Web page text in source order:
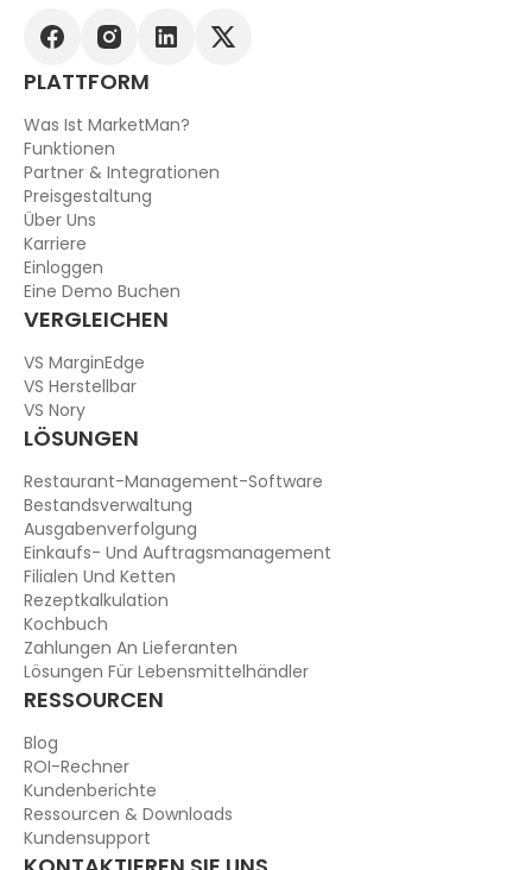
PLATTFORM
Was Ist MarketMan?
Funktionen
Partner & Integrationen
Preisgestaltung
Über Uns
Karriere
Einloggen
Eine Demo Buchen
VERGLEICHEN
VS MarginEdge
VS Herstellbar
VS Nory
LÖSUNGEN
Restaurant-Management-Software
Bestandsverwaltung
Ausgabenverfolgung
Einkaufs- Und Auftragsmanagement
Filialen Und Ketten
Rezeptkalkulation
Kochbuch
Zahlungen An Lieferanten
Lösungen Für Lebensmittelhändler
RESSOURCEN
Blog
ROI-Rechner
Kundenberichte
Ressourcen & Downloads
Kundensupport